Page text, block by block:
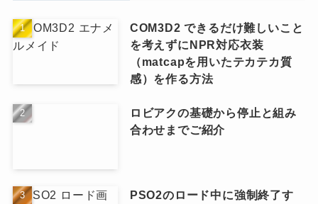
COM3D2 できるだけ難しいこと
を考えずにNPR対応衣装
（matcapを用いたテカテカ質
感）を作る方法
ロビアクの基礎から停止と組み
合わせまでご紹介
PSO2のロード中に強制終了す